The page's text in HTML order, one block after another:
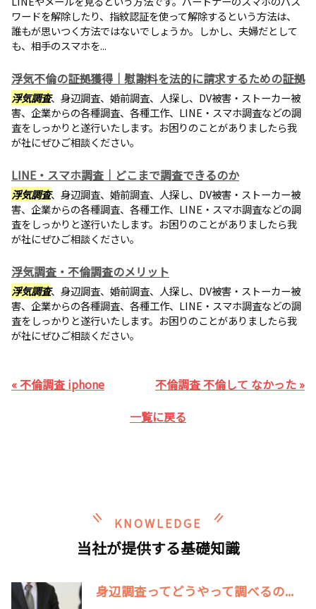
ワードを解除したり、指紋認証を使って解除するという方法は、
誰もが思いつく方法ではないでしょうか。しかし、夫婦だとして
も、相手のスマホを...
浮気不倫の証拠獲得｜慰謝料を法的に請求するための証拠
浮気調査、身辺調査、婚前調査、人探し、DV被害・ストーカー被
害、企業からの各種調査、各種工作、LINE・スマホ調査などの調
査をしっかりと遂行いたします。お困りのことがありましたら我
が社にぜひご相談ください。
LINE・スマホ調査｜どこまで調査できるのか
浮気調査、身辺調査、婚前調査、人探し、DV被害・ストーカー被
害、企業からの各種調査、各種工作、LINE・スマホ調査などの調
査をしっかりと遂行いたします。お困りのことがありましたら我
が社にぜひご相談ください。
浮気調査・不倫調査のメリット
浮気調査、身辺調査、婚前調査、人探し、DV被害・ストーカー被
害、企業からの各種調査、各種工作、LINE・スマホ調査などの調
査をしっかりと遂行いたします。お困りのことがありましたら我
が社にぜひご相談ください。
« 不倫調査 iphone
不倫調査 不倫して なかった »
一覧に戻る
KNOWLEDGE
当社が提供する基礎知識
身辺調査ってどうやって調べるの...